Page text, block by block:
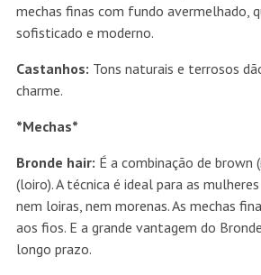
mechas finas com fundo avermelhado,
sofisticado e moderno.
Castanhos: Tons naturais e terrosos
charme.
*Mechas*
Bronde hair: É a combinação de brown
(loiro). A técnica é ideal para as
nem loiras, nem morenas. As mechas
aos fios. E a grande vantagem do
longo prazo.